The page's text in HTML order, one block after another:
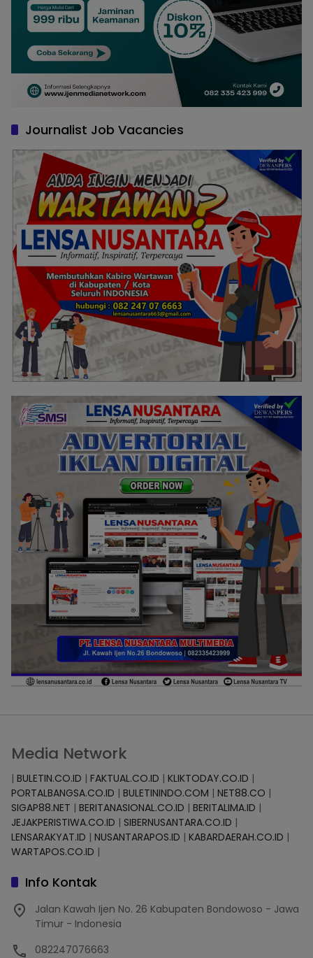
Journalist Job Vacancies
Media Network
| BULETIN.CO.ID | FAKTUAL.CO.ID | KLIKTODAY.CO.ID |
PORTALBANGSA.CO.ID | BULETININDO.COM | NET88.CO |
SIGAP88.NET | BERITANASIONAL.CO.ID | BERITALIMA.ID |
JEJAKPERISTIWA.CO.ID | SIBERNUSANTARA.CO.ID |
LENSARAKYAT.ID | NUSANTARAPOS.ID | KABARDAERAH.CO.ID |
WARTAPOS.CO.ID |
Info Kontak
Jalan Kawah Ijen No. 26 Kabupaten Bondowoso - Jawa
Timur - Indonesia
082247076663